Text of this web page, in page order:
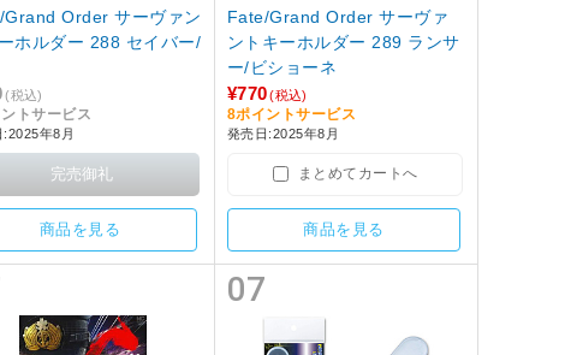
Grand Order サーヴァン
ホルダー 288 セイバー/
(税込)
トサービス
:2025年8月
商品を見る
Fate/Grand Order サーヴァ
ントキーホルダー 289 ランサ
ー/ビショーネ
¥770 (税込)
8ポイントサービス
発売日:2025年8月
まとめてカートへ
商品を見る
07